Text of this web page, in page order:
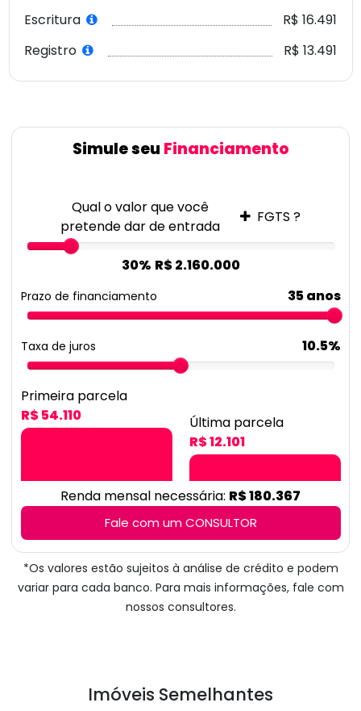
Escritura
R$ 16.491
Registro
R$ 13.491
Simule seu Financiamento
Qual o valor que você
pretende dar de entrada
FGTS ?
30% R$ 2.160.000
Prazo de financiamento 35 anos
Taxa de juros 10.5%
Primeira parcela
R$ 54.110
Última parcela
R$ 12.101
Renda mensal necessária: R$ 180.367
Fale com um CONSULTOR
*Os valores estão sujeitos à análise de crédito e podem
variar para cada banco. Para mais informações, fale com
nossos consultores.
Imóveis Semelhantes